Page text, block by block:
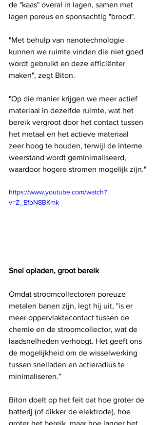
de "kaas" overal in lagen, samen met
lagen poreus en sponsachtig "brood".
"Met behulp van nanotechnologie
kunnen we ruimte vinden die niet goed
wordt gebruikt en deze efficiënter
maken", zegt Biton.
"Op die manier krijgen we meer actief
materiaal in dezelfde ruimte, wat het
bereik vergroot door het contact tussen
het metaal en het actieve materiaal
zeer hoog te houden, terwijl de interne
weerstand wordt geminimaliseerd,
waardoor hogere stromen mogelijk zijn."
https://www.youtube.com/watch?
v=Z_EfoN8BKmk
Snel opladen, groot bereik
Omdat stroomcollectoren poreuze
metalen banen zijn, legt hij uit, "is er
meer oppervlaktecontact tussen de
chemie en de stroomcollector, wat de
laadsnelheden verhoogt. Het geeft ons
de mogelijkheid om de wisselwerking
tussen snelladen en actieradius te
minimaliseren.”
Biton doelt op het feit dat hoe groter de
batterij (of dikker de elektrode), hoe